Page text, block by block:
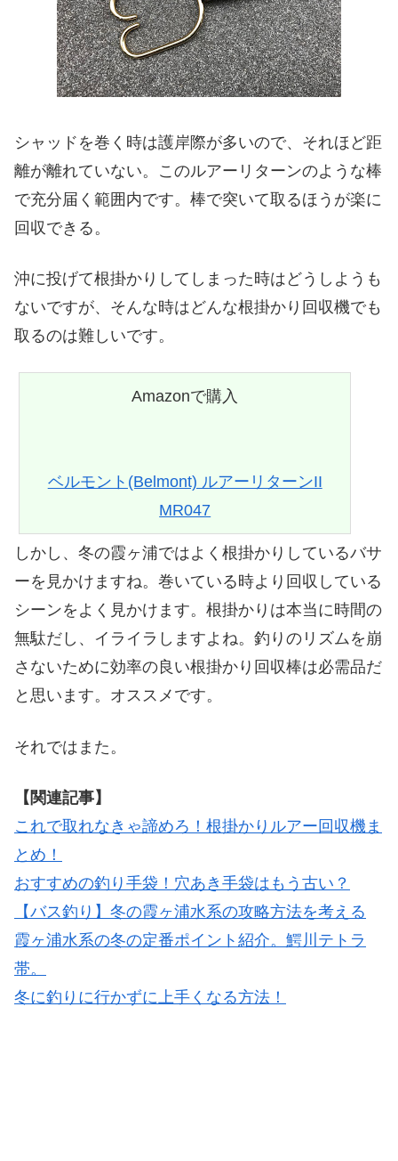
シャッドを巻く時は護岸際が多いので、それほど距
離が離れていない。このルアーリターンのような棒
で充分届く範囲内です。棒で突いて取るほうが楽に
回収できる。
沖に投げて根掛かりしてしまった時はどうしようも
ないですが、そんな時はどんな根掛かり回収機でも
取るのは難しいです。
Amazonで購入
ベルモント(Belmont) ルアーリターンII
MR047
しかし、冬の霞ヶ浦ではよく根掛かりしているバサ
ーを見かけますね。巻いている時より回収している
シーンをよく見かけます。根掛かりは本当に時間の
無駄だし、イライラしますよね。釣りのリズムを崩
さないために効率の良い根掛かり回収棒は必需品だ
と思います。オススメです。
それではまた。
【関連記事】
これで取れなきゃ諦めろ！根掛かりルアー回収機ま
とめ！
おすすめの釣り手袋！穴あき手袋はもう古い？
【バス釣り】冬の霞ヶ浦水系の攻略方法を考える
霞ヶ浦水系の冬の定番ポイント紹介。鰐川テトラ
帯。
冬に釣りに行かずに上手くなる方法！